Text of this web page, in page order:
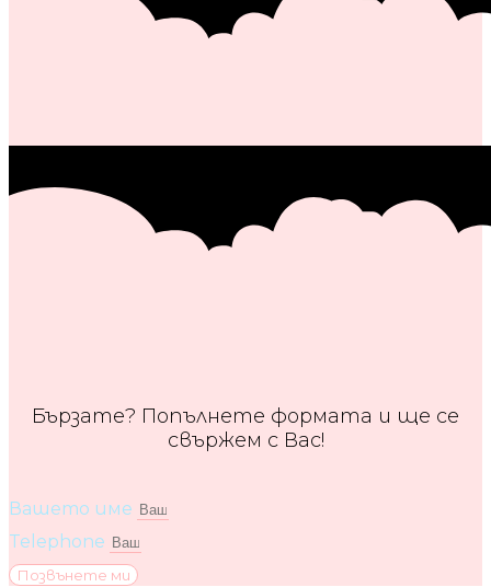
Бързате? Попълнете формата и ще се
свържем с Вас!
Вашето име
Telephone
Позвънете ми